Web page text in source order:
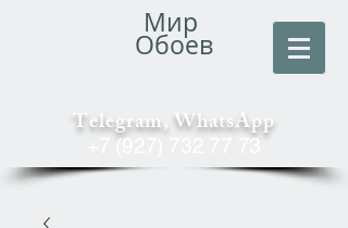
Мир
Обоев
Telegram, WhatsApp
+7 (927) 732 77 73